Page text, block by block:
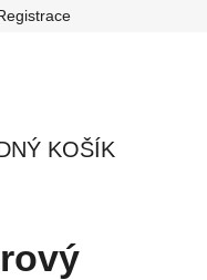
Odstoupení od smlouvy
KOŠÍK